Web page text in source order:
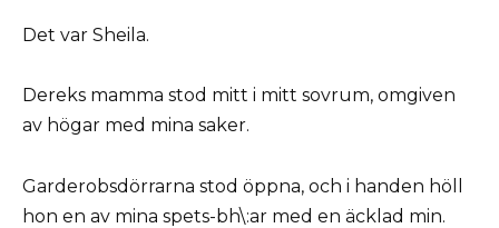
Det var Sheila.
Dereks mamma stod mitt i mitt sovrum, omgiven
av högar med mina saker.
Garderobsdörrarna stod öppna, och i handen höll
hon en av mina spets-bh\:ar med en äcklad min.